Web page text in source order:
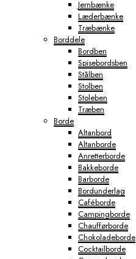
Jernbænke
Læderbænke
Træbænke
Borddele
Bordben
Spisebordsben
Stålben
Stolben
Stoleben
Træben
Borde
Altanbord
Altanborde
Anretterborde
Bakkeborde
Barborde
Bordunderlag
Caféborde
Campingborde
Chaufførborde
Chokoladeborde
Cocktailborde